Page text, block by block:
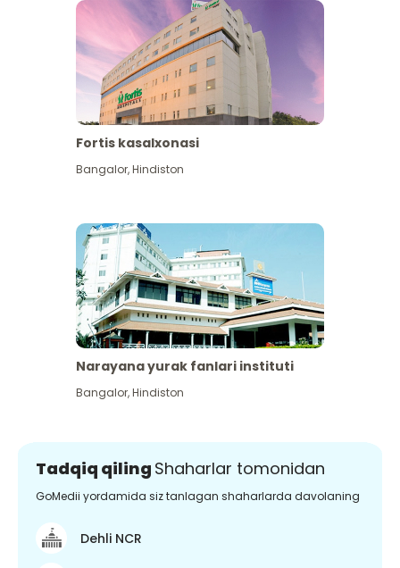
Fortis kasalxonasi
Bangalor,Hindiston
Narayana yurak fanlari instituti
Bangalor,Hindiston
Tadqiq qiling Shaharlar tomonidan
GoMedii yordamida siz tanlagan shaharlarda davolaning
Dehli NCR